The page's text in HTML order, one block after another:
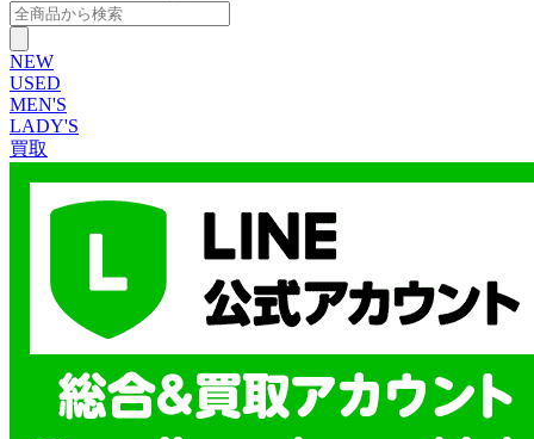
NEW
USED
MEN'S
LADY'S
買取